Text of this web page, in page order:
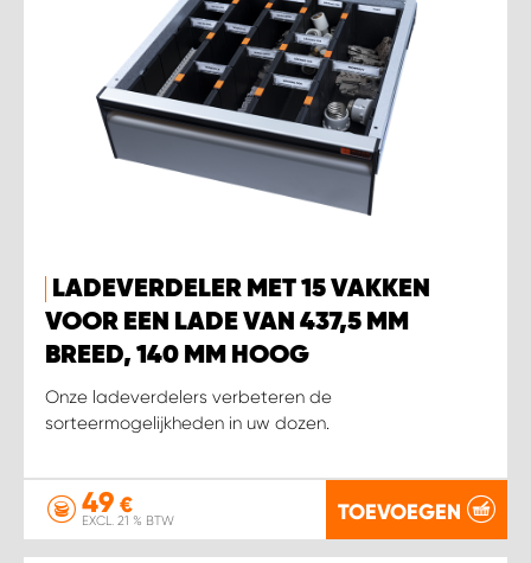
LADEVERDELER MET 15 VAKKEN
VOOR EEN LADE VAN 437,5 MM
BREED, 140 MM HOOG
Onze ladeverdelers verbeteren de
sorteermogelijkheden in uw dozen.
49 €
EXCL. 21 % BTW TOEVOEGEN